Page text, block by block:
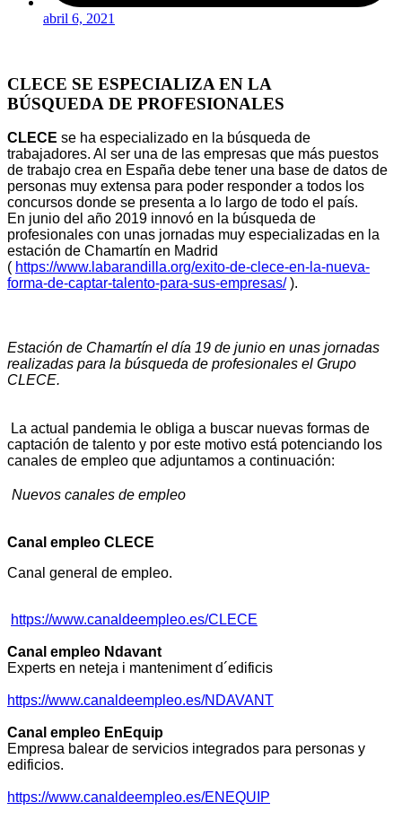
abril 6, 2021
CLECE SE ESPECIALIZA EN LA
BÚSQUEDA DE PROFESIONALES
CLECE se ha especializado en la búsqueda de
trabajadores. Al ser una de las empresas que más puestos
de trabajo crea en España debe tener una base de datos de
personas muy extensa para poder responder a todos los
concursos donde se presenta a lo largo de todo el país.
En junio del año 2019 innovó en la búsqueda de
profesionales con unas jornadas muy especializadas en la
estación de Chamartín en Madrid
( https://www.labarandilla.org/exito-de-clece-en-la-nueva-
forma-de-captar-talento-para-sus-empresas/).
Estación de Chamartín el día 19 de junio en unas jornadas
realizadas para la búsqueda de profesionales el Grupo
CLECE.
La actual pandemia le obliga a buscar nuevas formas de
captación de talento y por este motivo está potenciando los
canales de empleo que adjuntamos a continuación:
Nuevos canales de empleo
Canal empleo CLECE
Canal general de empleo.
https://www.canaldeempleo.es/CLECE
Canal empleo Ndavant
Experts en neteja i manteniment d´edificis
https://www.canaldeempleo.es/NDAVANT
Canal empleo EnEquip
Empresa balear de servicios integrados para personas y
edificios.
https://www.canaldeempleo.es/ENEQUIP